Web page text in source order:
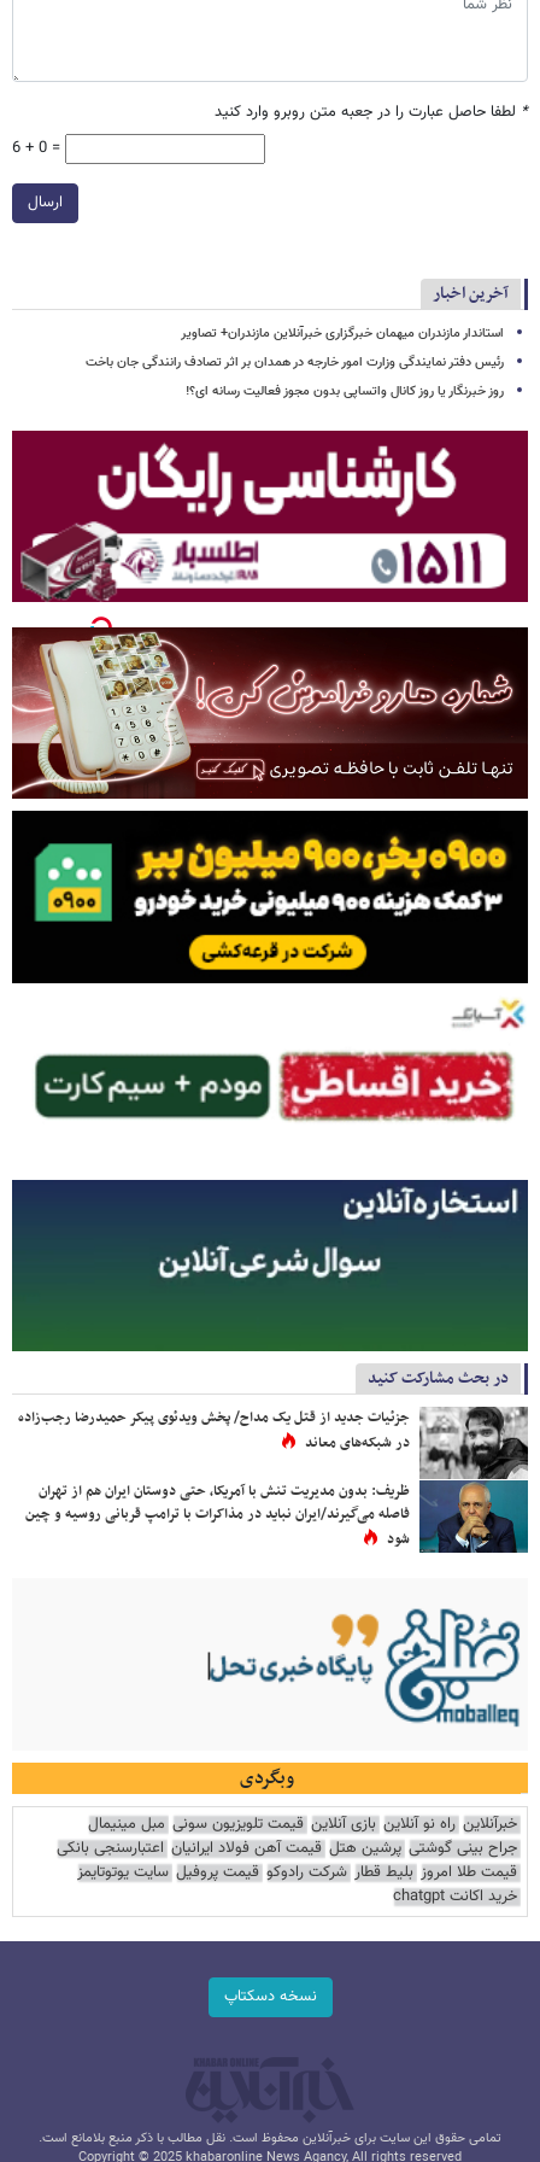
* لطفا حاصل عبارت را در جعبه متن روبرو وارد کنید
6 + 0 =
ارسال
آخرین اخبار
استاندار مازندران میهمان خبرگزاری خبرآنلاین مازندران+ تصاویر
رئیس دفتر نمایندگی وزارت امور خارجه در همدان بر اثر تصادف رانندگی جان باخت
روز خبرنگار یا روز کانال واتساپی بدون مجوز فعالیت رسانه ای؟!
در بحث مشارکت کنید
جزئیات جدید از قتل یک مداح/ پخش ویدئوی پیکر حمیدرضا رجب‌زاده
در شبکه‌های معاند
ظریف: بدون مدیریت تنش با آمریکا، حتی دوستان ایران هم از تهران
فاصله می‌گیرند/ایران نباید در مذاکرات با ترامپ قربانی روسیه و چین
شود
وبگردی
خبرآنلاین راه نو آنلاین بازی آنلاین قیمت تلویزیون سونی مبل مینیمال
جراح بینی گوشتی پرشین هتل قیمت آهن فولاد ایرانیان اعتبارسنجی بانکی
قیمت طلا امروز بلیط قطار شرکت رادوکو قیمت پروفیل سایت یوتوتایمز
خرید اکانت chatgpt
نسخه دسکتاپ
تمامی حقوق این سایت برای خبرآنلاین محفوظ است. نقل مطالب با ذکر منبع بلامانع است.
Copyright © 2025 khabaronline News Agancy, All rights reserved